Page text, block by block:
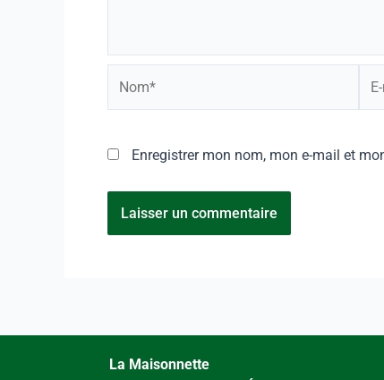
Enregistrer mon nom, mon e-mail et
La Maisonnette